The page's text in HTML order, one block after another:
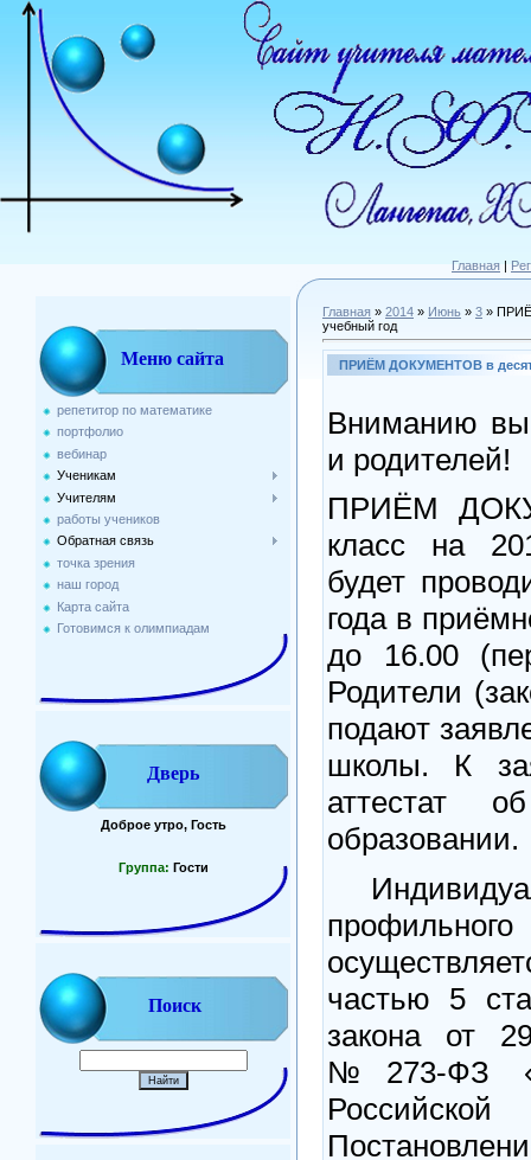
Главная |
Меню сайта
репетитор по математике
портфолио
вебинар
Ученикам
Учителям
работы учеников
Обратная связь
точка зрения
наш город
Карта сайта
Готовимся к олимпиадам
Дверь
Доброе утро, Гость
Группа: Гости
Поиск
Главная » 2014 » Июнь » 3 »
учебный год
ПРИЁМ ДОКУМЕНТОВ в
Вниманию
и родителей!
ПРИЁМ
класс на
будет
года в
до 16.00
Родители
подают
школы. К
аттестат
образовании.
частью 5
закона от
№273-ФЗ